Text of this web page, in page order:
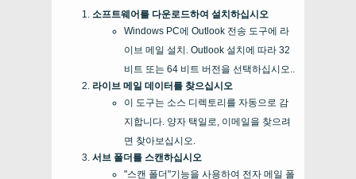
소프트웨어를 다운로드하여 설치하십시오
Windows PC에 Outlook 전송 도구에 라
이브 메일 설치. Outlook 설치에 따라 32
비트 또는 64 비트 버전을 선택하십시오..
라이브 메일 데이터를 찾으십시오
이 도구는 소스 디렉토리를 자동으로 감
지합니다. 양자 택일로, 이메일을 찾으려
면 찾아보십시오.
서브 폴더를 스캔하십시오
"스캔 폴더"기능을 사용하여 전자 메일 폴